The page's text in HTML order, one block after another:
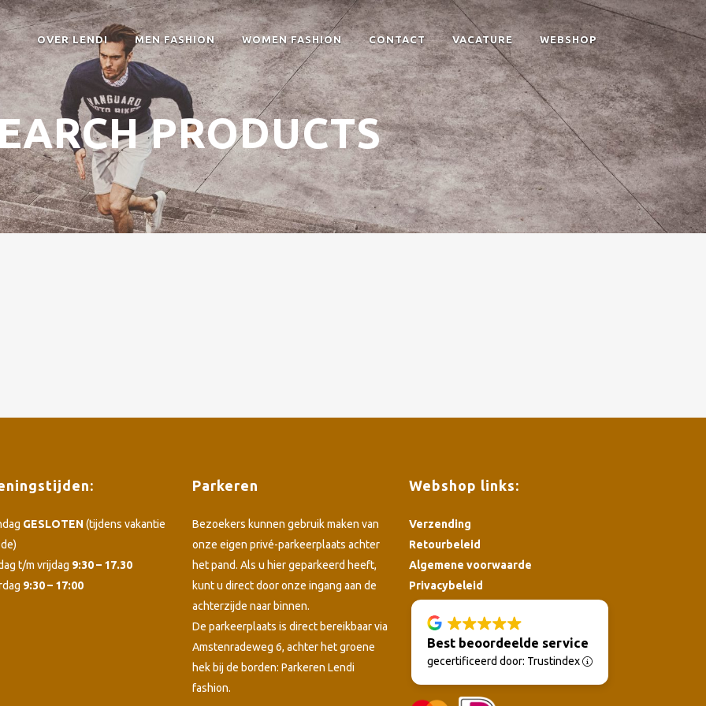
OVER LENDI MEN FASHION WOMEN FASHION CONTACT VACATURE WEBSHOP
PRODUCTS
GESLOTEN(tijdens vakantie
t/m vrijdag 9:30 – 17.30
9:30 – 17:00
Parkeren
Bezoekers kunnen gebruik maken van
onze eigen privé-parkeerplaats achter
het pand. Als u hier geparkeerd heeft,
kunt u direct door onze ingang aan de
achterzijde naar binnen.
De parkeerplaats is direct bereikbaar via
Amstenradeweg 6, achter het groene
hek bij de borden: Parkeren Lendi
fashion.
Webshop links:
Verzending
Retourbeleid
Algemene voorwaarde
Privacybeleid
Best beoordeelde service
gecertificeerd door: Trustindex